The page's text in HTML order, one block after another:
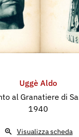
degli Artisti
R.
Palazzo delle
377.
Uggè Aldo
al Granatiere di
1940
Visualizza scheda